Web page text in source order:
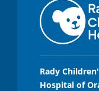
Rady
Hospital of